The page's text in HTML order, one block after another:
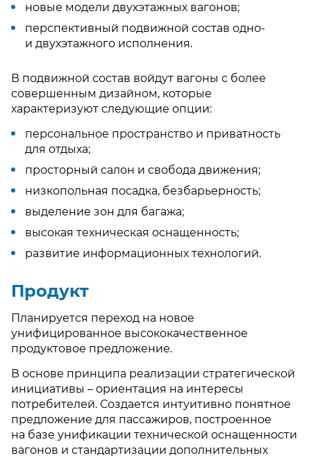
новые модели двухэтажных вагонов;
перспективный подвижной состав одно-
и двухэтажного исполнения.
В подвижной состав войдут вагоны с более
совершенным дизайном, которые
характеризуют следующие опции:
персональное пространство и приватность
для отдыха;
просторный салон и свобода движения;
низкопольная посадка, безбарьерность;
выделение зон для багажа;
высокая техническая оснащенность;
развитие информационных технологий.
Продукт
Планируется переход на новое
унифицированное высококачественное
продуктовое предложение.
В основе принципа реализации стратегической
инициативы – ориентация на интересы
потребителей. Создается интуитивно понятное
предложение для пассажиров, построенное
на базе унификации технической оснащенности
вагонов и стандартизации дополнительных